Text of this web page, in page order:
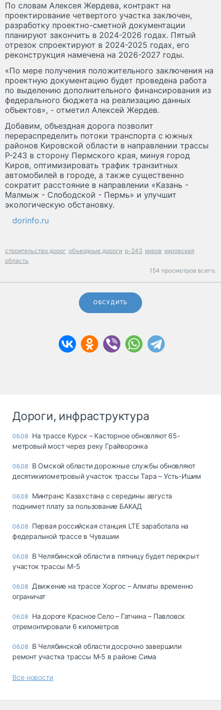
По словам Алексея Жердева, контракт на
проектирование четвертого участка заключен,
разработку проектно-сметной документации
планируют закончить в 2024-2026 годах. Пятый
отрезок спроектируют в 2024-2025 годах, его
реконструкция намечена на 2026-2027 годы.
«По мере получения положительного заключения на
проектную документацию будет проведена работа
по выделению дополнительного финансирования из
федерального бюджета на реализацию данных
объектов», - отметил Алексей Жердев.
Добавим, объездная дорога позволит
перераспределить потоки транспорта с южных
районов Кировской области в направлении трассы
Р-243 в сторону Пермского края, минуя город
Киров, оптимизировать трафик транзитных
автомобилей в городе, а также существенно
сократит расстояние в направлении «Казань -
Малмыж - Слободской - Пермь» и улучшит
экологическую обстановку.
dorinfo.ru
строительство дорог объездные дороги р-243 киров кировская
область
154 просмотров всего.
ОБСУДИТЬ
Дороги, инфраструктура
06.08 На трассе Курск – Касторное обновляют 65-
метровый мост через реку Грайворонка
06.08 В Омской области дорожные службы обновляют
десятикилометровый участок трассы Тара – Усть-Ишим
06.08 Минтранс Казахстана с середины августа
поднимет плату за пользование БАКАД
06.08 Первая российская станция LTE заработала на
федеральной трассе в Чувашии
06.08 В Челябинской области в пятницу будет перекрыт
участок трассы М-5
06.08 Движение на трассе Хоргос – Алматы временно
ограничат
06.08 На дороге Красное Село – Гатчина – Павловск
отремонтировали 6 километров
06.08 В Челябинской области досрочно завершили
ремонт участка трассы М‑5 в районе Сима
Все новости